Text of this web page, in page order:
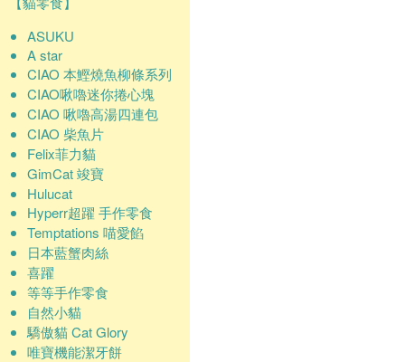
ASUKU
A star
CIAO 本鰹燒魚柳條系列
CIAO啾嚕迷你捲心塊
CIAO 啾嚕高湯四連包
CIAO 柴魚片
Felix菲力貓
GimCat 竣寶
Hulucat
Hyperr超躍 手作零食
Temptations 喵愛餡
日本藍蟹肉絲
喜躍
等等手作零食
自然小貓
驕傲貓 Cat Glory
唯寶機能潔牙餅